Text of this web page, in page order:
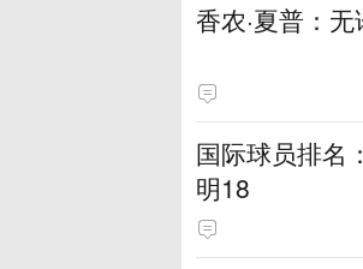
香农·夏普：
国际球员排名
明18